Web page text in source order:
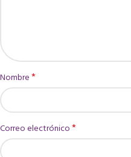
Nombre*
Correo electrónico*